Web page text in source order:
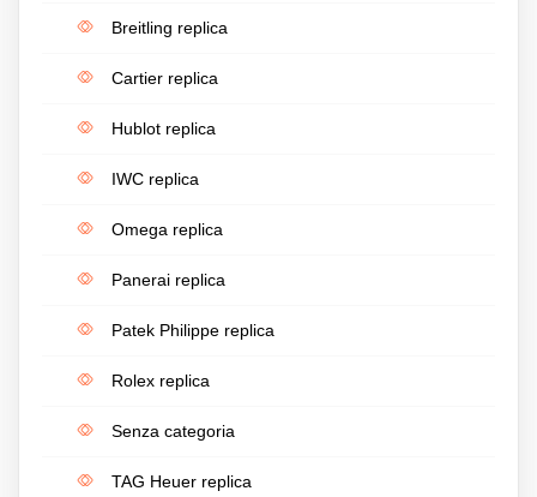
Breitling replica
Cartier replica
Hublot replica
IWC replica
Omega replica
Panerai replica
Patek Philippe replica
Rolex replica
Senza categoria
TAG Heuer replica